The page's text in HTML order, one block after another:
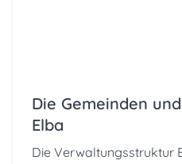
Die Gemeinden
Elba
Die Verwaltungsstruktur